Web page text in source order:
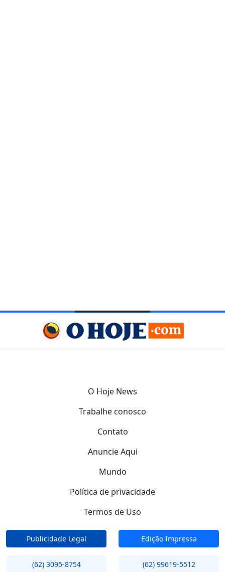
O Hoje News
Trabalhe conosco
Contato
Anuncie Aqui
Mundo
Política de privacidade
Termos de Uso
Publicidade Legal Edição Impressa
(62) 3095-8754 (62) 99619-5512